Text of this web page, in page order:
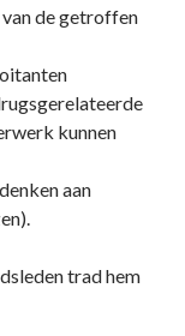
de getroffen
kunnen
aan
trad hem